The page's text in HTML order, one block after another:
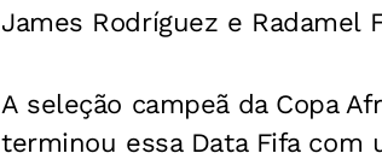
James Rodríguez e Radamel
A seleção campeã da Copa
terminou essa Data Fifa com